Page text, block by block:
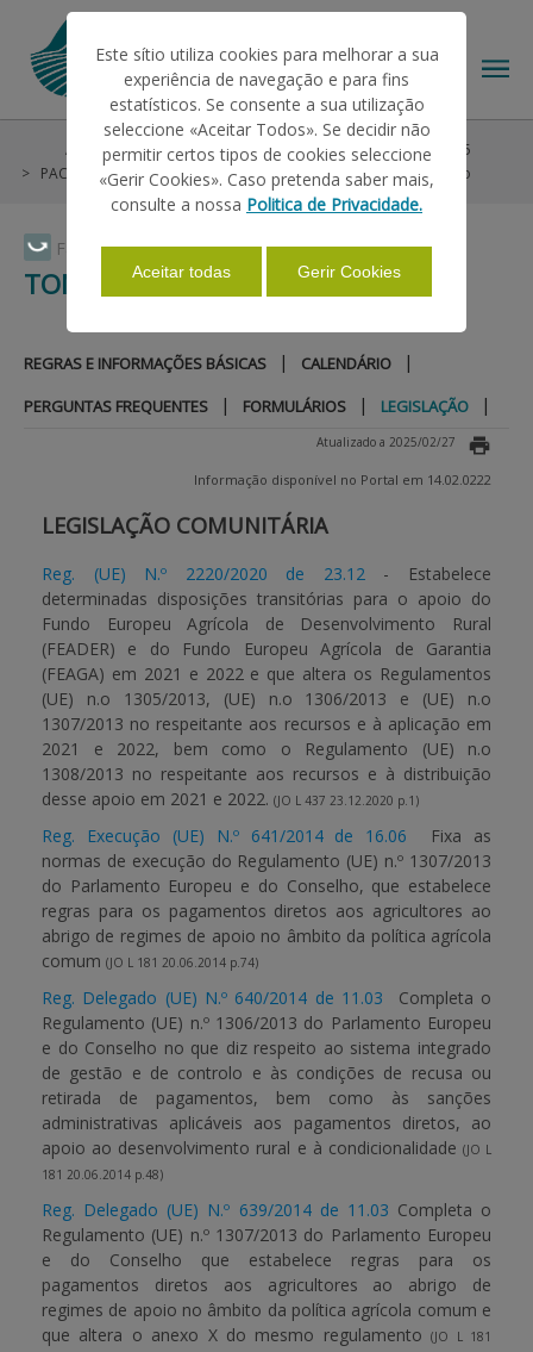
Faça Swipe para ver o menu
O IFAP
AJUDAS/APOIOS
INFORMAÇÕES
ESTATÍSTICAS
APOIO AO BENEFICIÁRIO
Entrar / Registar
Ajudas/Apoios Ajudas no Pedido Único
Pré-PU 2025
PAC 2014-2022
Tomate para Transformação Legislação
TOMATE PARA TRANSFORMAÇÃO
REGRAS E INFORMAÇÕES BÁSICAS | CALENDÁRIO |
PERGUNTAS FREQUENTES | FORMULÁRIOS | LEGISLAÇÃO |
Atualizado a 2025/02/27
Informação disponível no Portal em 14.02.0222
LEGISLAÇÃO COMUNITÁRIA
Reg. (UE) N.º 2220/2020 de 23.12- Estabelece
determinadas disposições transitórias para o apoio do
Fundo Europeu Agrícola de Desenvolvimento Rural
(FEADER) e do Fundo Europeu Agrícola de Garantia
(FEAGA) em 2021 e 2022 e que altera os Regulamentos
(UE) n.o 1305/2013, (UE) n.o 1306/2013 e (UE) n.o
1307/2013 no respeitante aos recursos e à aplicação em
2021 e 2022, bem como o Regulamento (UE) n.o
1308/2013 no respeitante aos recursos e à distribuição
desse apoio em 2021 e 2022. (JO L 437 23.12.2020 p.1)
Reg. Execução (UE) N.º 641/2014 de 16.06
Fixa as
normas de execução do Regulamento (UE) n.º 1307/2013
do Parlamento Europeu e do Conselho, que estabelece
regras para os pagamentos diretos aos agricultores ao
abrigo de regimes de apoio no âmbito da política agrícola
comum (JO L 181 20.06.2014 p.74)
Reg. Delegado (UE) N.º 640/2014 de 11.03
Completa o
Regulamento (UE) n.º 1306/2013 do Parlamento Europeu
e do Conselho no que diz respeito ao sistema integrado
de gestão e de controlo e às condições de recusa ou
retirada de pagamentos, bem como às sanções
administrativas aplicáveis aos pagamentos diretos, ao
apoio ao desenvolvimento rural e à condicionalidade (JO L
181 20.06.2014 p.48)
Reg. Delegado (UE) N.º 639/2014 de 11.03 Completa o
Regulamento (UE) n.º 1307/2013 do Parlamento Europeu
e do Conselho que estabelece regras para os
pagamentos diretos aos agricultores ao abrigo de
regimes de apoio no âmbito da política agrícola comum e
que altera o anexo X do mesmo regulamento(JO L 181
Este sítio utiliza cookies para melhorar a sua
experiência de navegação e para fins
estatísticos. Se consente a sua utilização
seleccione «Aceitar Todos». Se decidir não
permitir certos tipos de cookies seleccione
«Gerir Cookies». Caso pretenda saber mais,
consulte a nossa Politica de Privacidade.
Aceitar todas Gerir Cookies